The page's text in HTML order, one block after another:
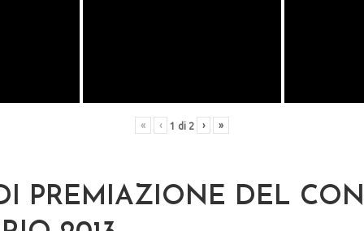
« ‹ 1 di 2 › »
PREMIAZIONE DEL